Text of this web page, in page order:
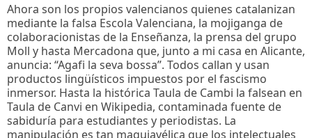
Ahora son los propios valencianos quienes catalanizan
mediante la falsa Escola Valenciana, la mojiganga de
colaboracionistas de la Enseñanza, la prensa del grupo
Moll y hasta Mercadona que, junto a mi casa en Alicante,
anuncia: “Agafi la seva bossa”. Todos callan y usan
productos lingüísticos impuestos por el fascismo
inmersor. Hasta la histórica Taula de Cambi la falsean en
Taula de Canvi en Wikipedia, contaminada fuente de
sabiduría para estudiantes y periodistas. La
manipulación es tan maquiavélica que los intelectuales